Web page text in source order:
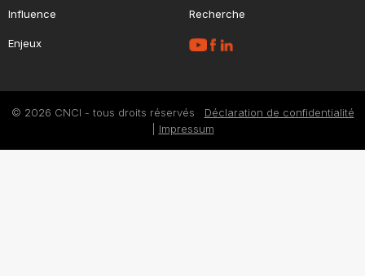
Influence
Enjeux
Recherche
© 2026 CNCI - tous droits réservés Déclaration de confidentialité
Impressum